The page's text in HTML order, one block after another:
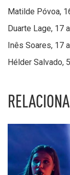
Matilde Póvoa,
Duarte Lage, 17
Inês Soares, 17
Hélder Salvado,